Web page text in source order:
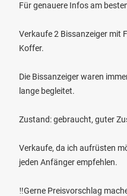
Für genauere Infos am
Verkaufe 2 Bissanzeiger mit
Koffer.
Die Bissanzeiger waren
lange begleitet.
Zustand: gebraucht, guter
Verkaufe, da ich aufrüsten
jeden Anfänger empfehlen.
‼️Gerne Preisvorschlag